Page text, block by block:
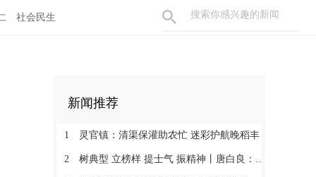
社会民生
新闻推荐
1 灵官镇：清渠保灌助农忙 迷彩护航晚稻丰
2 树典型 立榜样 提士气 振精神丨唐白良：三十载丹心映党徽 一腔热血暖万家